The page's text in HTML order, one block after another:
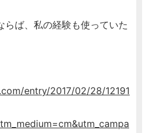
らば、私の経験も使っていた
entry/2017/02/28/12191